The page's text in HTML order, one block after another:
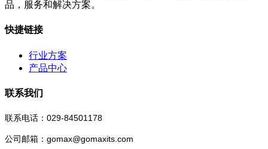
品，服务和解决方案。
快捷链接
行业方案
产品中心
联系我们
联系电话：029-84501178
公司邮箱：gomax@gomaxits.com